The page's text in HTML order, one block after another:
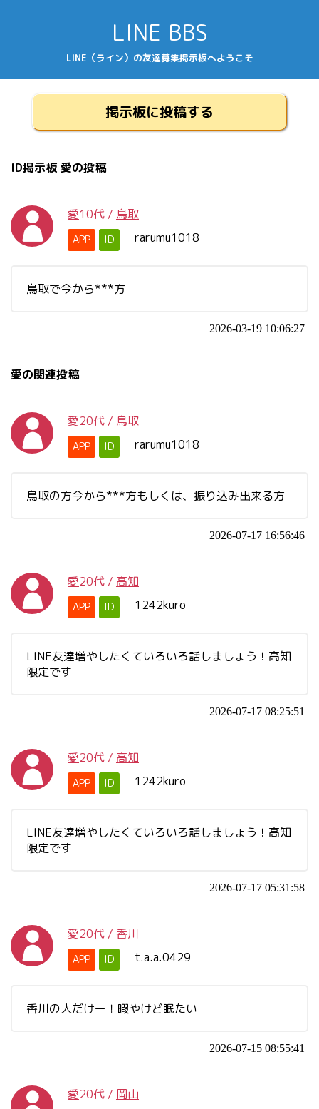
LINE BBS
LINE（ライン）の友達募集掲示板へようこそ
掲示板に投稿する
ID掲示板 愛の投稿
愛10代 / 鳥取
APP ID rarumu1018
鳥取で今から***方
2026-03-19 10:06:27
愛の関連投稿
愛20代 / 鳥取
APP ID rarumu1018
鳥取の方今から***方もしくは、振り込み出来る方
2026-07-17 16:56:46
愛20代 / 高知
APP ID 1242kuro
LINE友達増やしたくていろいろ話しましょう！高知
限定です
2026-07-17 08:25:51
愛20代 / 高知
APP ID 1242kuro
LINE友達増やしたくていろいろ話しましょう！高知
限定です
2026-07-17 05:31:58
愛20代 / 香川
APP ID t.a.a.0429
香川の人だけー！暇やけど眠たい
2026-07-15 08:55:41
愛20代 / 岡山